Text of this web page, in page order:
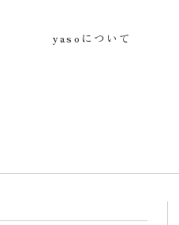
yasoについて